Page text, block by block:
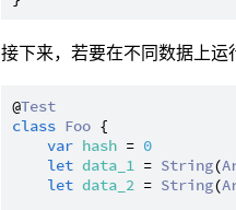
接下来，若要在不同数据上运
@Test
class Foo {
var hash = 0
let data_1 = String(
let data_2 = String(